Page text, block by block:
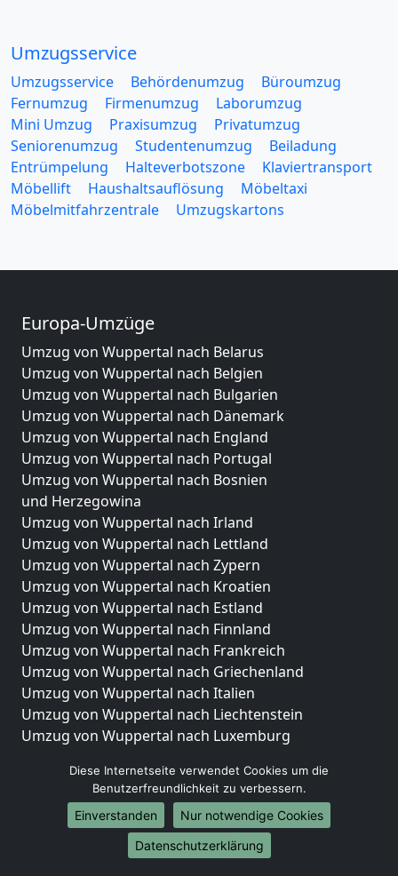
Umzugsservice
Umzugsservice Behördenumzug
Büroumzug
Fernumzug
Firmenumzug
Laborumzug
Mini Umzug
Praxisumzug
Privatumzug
Seniorenumzug
Studentenumzug
Beiladung
Entrümpelung
Halteverbotszone
Klaviertransport
Möbellift
Haushaltsauflösung
Möbeltaxi
Möbelmitfahrzentrale
Umzugskartons
Europa-Umzüge
Umzug von Wuppertal nach Belarus
Umzug von Wuppertal nach Belgien
Umzug von Wuppertal nach Bulgarien
Umzug von Wuppertal nach Dänemark
Umzug von Wuppertal nach England
Umzug von Wuppertal nach Portugal
Umzug von Wuppertal nach Bosnien
und Herzegowina
Umzug von Wuppertal nach Irland
Umzug von Wuppertal nach Lettland
Umzug von Wuppertal nach Zypern
Umzug von Wuppertal nach Kroatien
Umzug von Wuppertal nach Estland
Umzug von Wuppertal nach Finnland
Umzug von Wuppertal nach Frankreich
Umzug von Wuppertal nach Griechenland
Umzug von Wuppertal nach Italien
Umzug von Wuppertal nach Liechtenstein
Umzug von Wuppertal nach Luxemburg
Umzug von Wuppertal nach Norwegen
Umzüge-Deutschlandweit
Umzug von Wuppertal nach Berlin
Umzug von Wuppertal nach Hamburg
Diese Internetseite verwendet Cookies um die
Benutzerfreundlichkeit zu verbessern.
Einverstanden
Nur notwendige Cookies
Datenschutzerklärung